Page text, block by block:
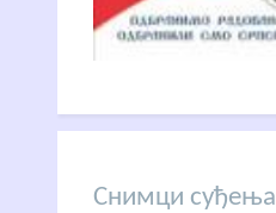
Снимци суђења